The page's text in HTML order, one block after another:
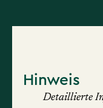
Hinweis
Detaillierte